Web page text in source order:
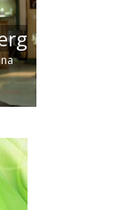
0